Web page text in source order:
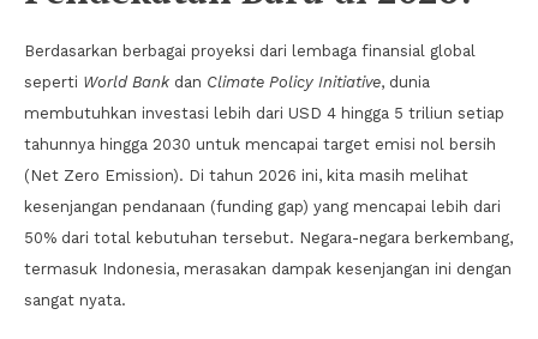
Berdasarkan berbagai proyeksi dari lembaga finansial global
seperti World Bank dan Climate Policy Initiative, dunia
membutuhkan investasi lebih dari USD 4 hingga 5 triliun setiap
tahunnya hingga 2030 untuk mencapai target emisi nol bersih
(Net Zero Emission). Di tahun 2026 ini, kita masih melihat
kesenjangan pendanaan (funding gap) yang mencapai lebih dari
50% dari total kebutuhan tersebut. Negara-negara berkembang,
termasuk Indonesia, merasakan dampak kesenjangan ini dengan
sangat nyata.